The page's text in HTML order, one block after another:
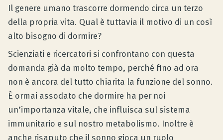
Consulenza prodotto
Azienda
Contatto
Rivista
Il genere umano trascorre dormendo circa un terzo
della propria vita. Qual è tuttavia il motivo di un così
alto bisogno di dormire?
Scienziati e ricercatori si confrontano con questa
domanda già da molto tempo, perché fino ad ora
non è ancora del tutto chiarita la funzione del sonno.
È ormai assodato che dormire ha per noi
un’importanza vitale, che influisca sul sistema
immunitario e sul nostro metabolismo. Inoltre è
anche risaputo che il sonno gioca un ruolo